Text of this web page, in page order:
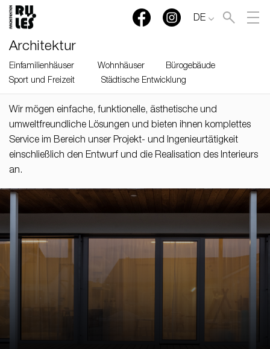
DE
Architektur
Einfamilienhäuser Wohnhäuser
Bürogebäude
Sport und Freizeit
Städtische Entwicklung
Wir mögen einfache, funktionelle, ästhetische und
umweltfreundliche Lösungen und bieten ihnen komplettes
Service im Bereich unser Projekt- und Ingenieurtätigkeit
einschließlich den Entwurf und die Realisation des Interieurs
an.